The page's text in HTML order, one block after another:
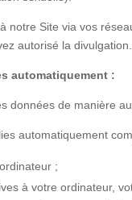
notre Site via vos
autorisé la divulgation.
automatiquement :
données de manière
automatiquement
;
à votre ordinateur,